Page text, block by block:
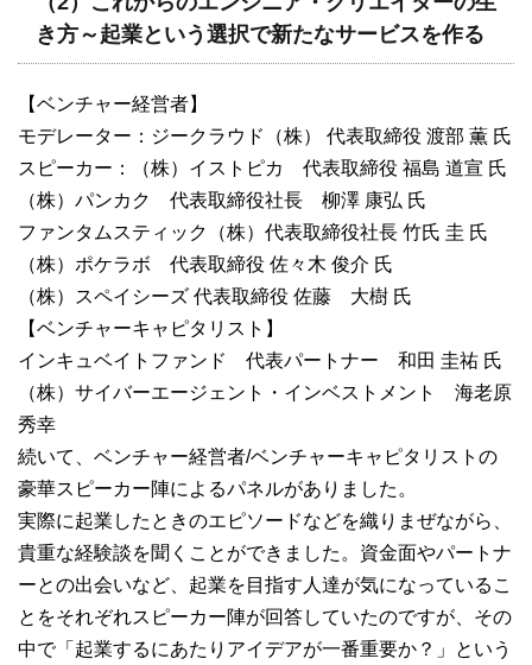
き方～起業という選択で新たなサービスを作る
【ベンチャー経営者】
モデレーター：ジークラウド（株） 代表取締役 渡部 薫 氏
スピーカー：（株）イストピカ 代表取締役 福島 道宣 氏
（株）パンカク 代表取締役社長 柳澤 康弘 氏
ファンタムスティック（株）代表取締役社長 竹氏 圭 氏
（株）ポケラボ 代表取締役 佐々木 俊介 氏
（株）スペイシーズ 代表取締役 佐藤 大樹 氏
【ベンチャーキャピタリスト】
インキュベイトファンド 代表パートナー 和田 圭祐 氏
（株）サイバーエージェント・インベストメント 海老原
秀幸
続いて、ベンチャー経営者/ベンチャーキャピタリストの
豪華スピーカー陣によるパネルがありました。
実際に起業したときのエピソードなどを織りまぜながら、
貴重な経験談を聞くことができました。資金面やパートナ
ーとの出会いなど、起業を目指す人達が気になっているこ
とをそれぞれスピーカー陣が回答していたのですが、その
中で「起業するにあたりアイデアが一番重要か？」という